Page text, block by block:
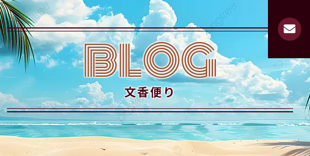
BLOG
文香便り